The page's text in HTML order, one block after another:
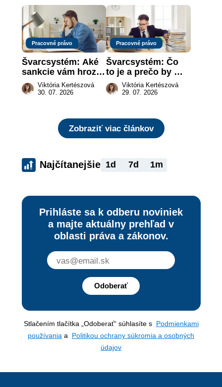
Pracovné právo
Švarcsystém: Aké
sankcie vám hrozia
a prečo nestačí
zaplatiť pokutu?
Viktória Kertészová
30. 07. 2026
Pracovné právo
Švarcsystém: Čo
to je a prečo by
vás to malo
zaujímať
Viktória Kertészová
29. 07. 2026
Zobraziť viac článkov
Najčítanejšie 1d 7d 1m
Prihláste sa k odberu noviniek
a majte aktuálny prehľad v
oblasti práva a zákonov.
Odoberať
Stlačením tlačítka „Odoberať“ súhlasíte s Podmienkami
používania a Politikou ochrany súkromia a osobných
údajov